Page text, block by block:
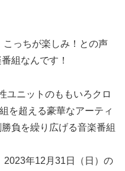
っちが楽しみ！との声
組なんです！
ユニットのももいろクロ
を超える豪華なアーティ
負を繰り広げる音楽番組
2023年12月31日（日）の